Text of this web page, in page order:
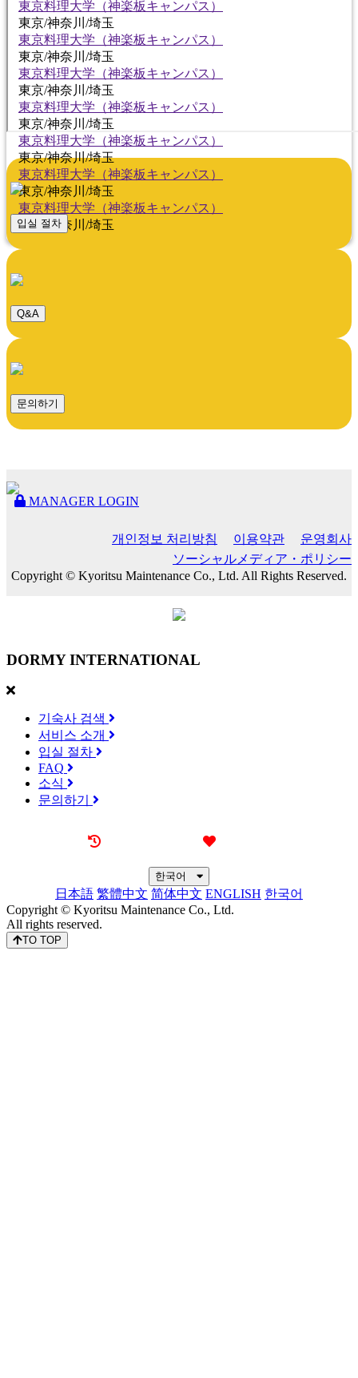
東京料理大学（神楽板キャンパス）
東京/神奈川/埼玉
東京料理大学（神楽板キャンパス）
東京/神奈川/埼玉
東京料理大学（神楽板キャンパス）
東京/神奈川/埼玉
東京料理大学（神楽板キャンパス）
東京/神奈川/埼玉
東京料理大学（神楽板キャンパス）
東京/神奈川/埼玉
東京料理大学（神楽板キャンパス）
東京/神奈川/埼玉
東京料理大学（神楽板キャンパス）
東京/神奈川/埼玉
입실 절차
Q&A
문의하기
MANAGER LOGIN
개인정보 처리방침 이용약관
운영회사
ソーシャルメディア・ポリシー
Copyright © Kyoritsu Maintenance Co., Ltd. All Rights Reserved.
DORMY INTERNATIONAL
기숙사 검색
서비스 소개
입실 절차
FAQ
소식
문의하기
한국어
日本語 繁體中文 简体中文 ENGLISH 한국어
Copyright © Kyoritsu Maintenance Co., Ltd.
All rights reserved.
TO TOP